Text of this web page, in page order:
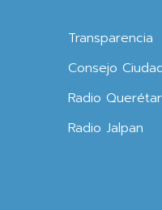
Transparencia
Consejo
Radio
Radio Jalpan